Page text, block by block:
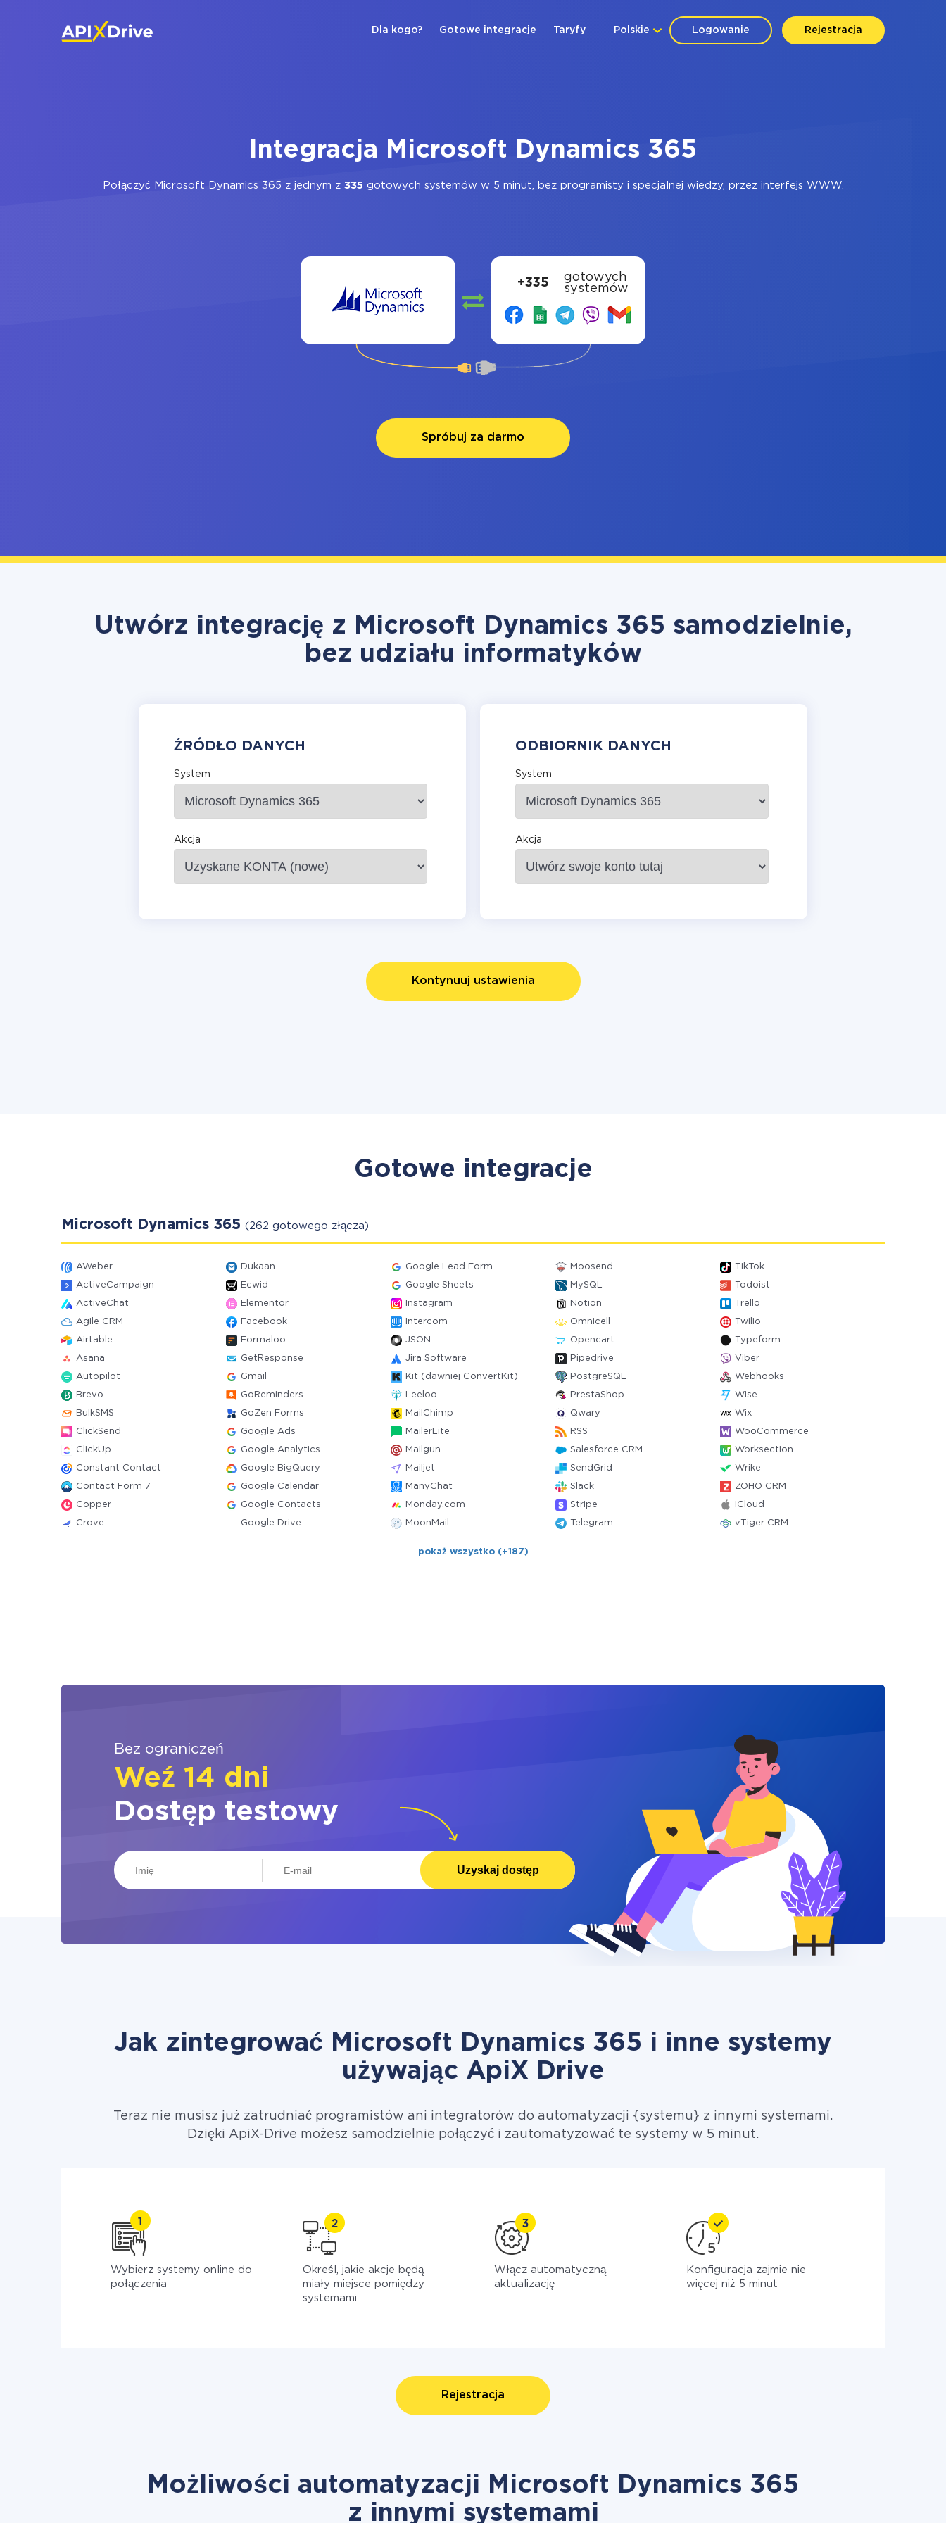
Logowanie Rejestracja
Polskie
Dla kogo? Gotowe integracje Taryfy
Integracja Microsoft Dynamics 365
Połączyć Microsoft Dynamics 365 z jednym z 335 gotowych systemów w 5 minut, bez programisty i specjalnej wiedzy, przez interfejs WWW.
+335
gotowych
systemów
Spróbuj za darmo
Utwórz integrację z Microsoft Dynamics 365 samodzielnie,
bez udziału informatyków
ŹRÓDŁO DANYCH
System
Akcja
ODBIORNIK DANYCH
System
Akcja
Kontynuuj ustawienia
Gotowe integracje
Microsoft Dynamics 365 (262 gotowego złącza)
AWeber Dukaan Google Lead Form Moosend TikTok
ActiveCampaign Ecwid Google Sheets MySQL Todoist
ActiveChat Elementor Instagram Notion Trello
Agile CRM Facebook Intercom Omnicell Twilio
Airtable Formaloo JSON Opencart Typeform
Asana GetResponse Jira Software Pipedrive Viber
Autopilot Gmail Kit (dawniej ConvertKit) PostgreSQL Webhooks
Brevo GoReminders Leeloo PrestaShop Wise
BulkSMS GoZen Forms MailChimp Qwary Wix
ClickSend Google Ads MailerLite RSS WooCommerce
ClickUp Google Analytics Mailgun Salesforce CRM Worksection
Constant Contact Google BigQuery Mailjet SendGrid Wrike
Contact Form 7 Google Calendar ManyChat Slack ZOHO CRM
Copper Google Contacts Monday.com Stripe iCloud
Crove Google Drive MoonMail Telegram vTiger CRM
pokaż wszystko (+187)
Bez ograniczeń
Weź 14 dni
Dostęp testowy
Uzyskaj dostęp
Jak zintegrować Microsoft Dynamics 365 i inne systemy
używając ApiX Drive
Teraz nie musisz już zatrudniać programistów ani integratorów do automatyzacji {systemu} z innymi systemami.
Dzięki ApiX-Drive możesz samodzielnie połączyć i zautomatyzować te systemy w 5 minut.
Wybierz systemy online do
połączenia
Określ, jakie akcje będą
miały miejsce pomiędzy
systemami
Włącz automatyczną
aktualizację
Konfiguracja zajmie nie
więcej niż 5 minut
Rejestracja
Możliwości automatyzacji Microsoft Dynamics 365
z innymi systemami